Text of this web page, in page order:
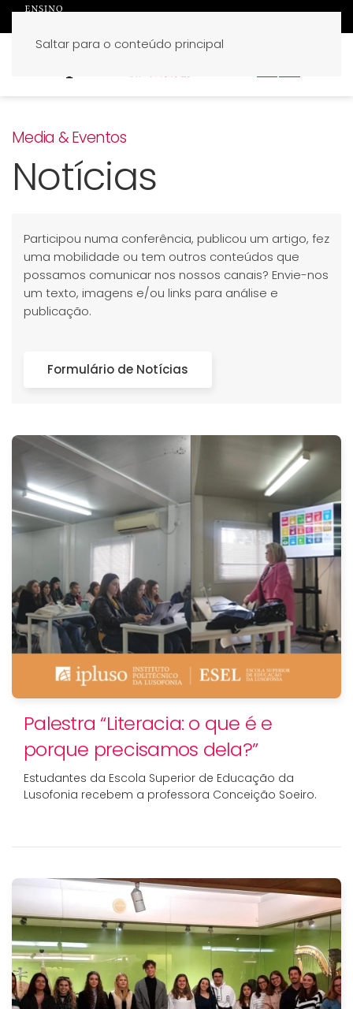
Saltar para o conteúdo principal
Media & Eventos
Notícias
Participou numa conferência, publicou um artigo, fez
uma mobilidade ou tem outros conteúdos que
possamos comunicar nos nossos canais? Envie-nos
um texto, imagens e/ou links para análise e
publicação.
Formulário de Notícias
Palestra “Literacia: o que é e
porque precisamos dela?”
Estudantes da Escola Superior de Educação da
Lusofonia recebem a professora Conceição Soeiro.